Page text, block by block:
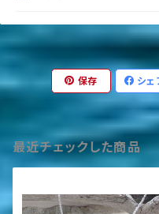
保存 シェ
最近チェックした商品